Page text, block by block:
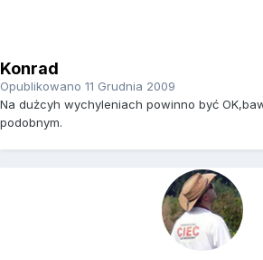
Konrad
Opublikowano 11 Grudnia 2009
Na dużcyh wychyleniach powinno być
podobnym.